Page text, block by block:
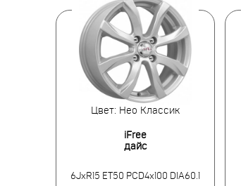
Цвет: Нео Классик
iFree
дайс
6JxR15 ET50 PCD4x100 DIA60.1